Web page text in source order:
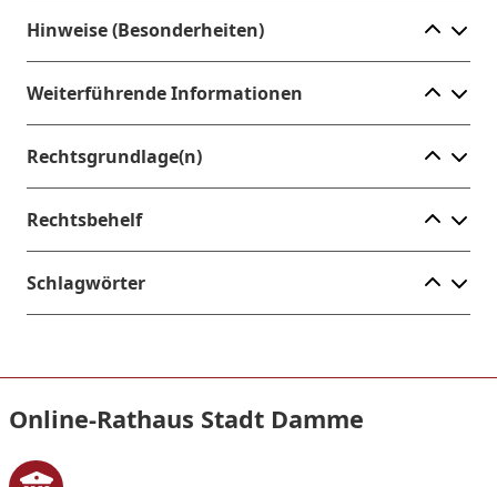
Hinweise (Besonderheiten)
Weiterführende Informationen
Rechtsgrundlage(n)
Rechtsbehelf
Schlagwörter
Online-Rathaus Stadt Damme